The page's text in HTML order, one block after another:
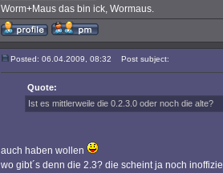
Worm+Maus das bin ick, Wormaus.
Posted: 06.04.2009, 08:32 Post subject:
Quote:
Ist es mittlerweile die 0.2.3.0 oder noch die alte?
auch haben wollen
wo gibt´s denn die 2.3? die scheint ja noch